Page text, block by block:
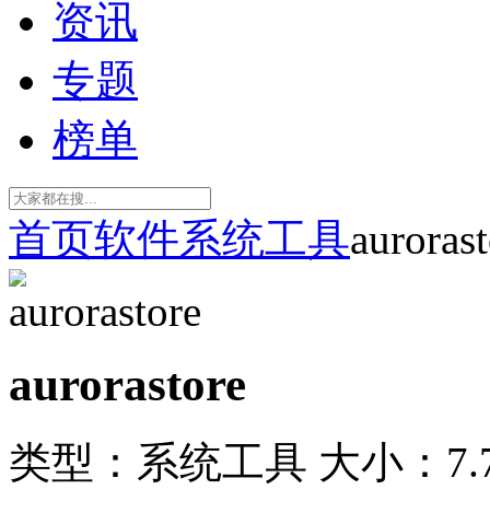
资讯
专题
榜单
首页软件系统工具
aurorastore
类型：系统工具 大小：